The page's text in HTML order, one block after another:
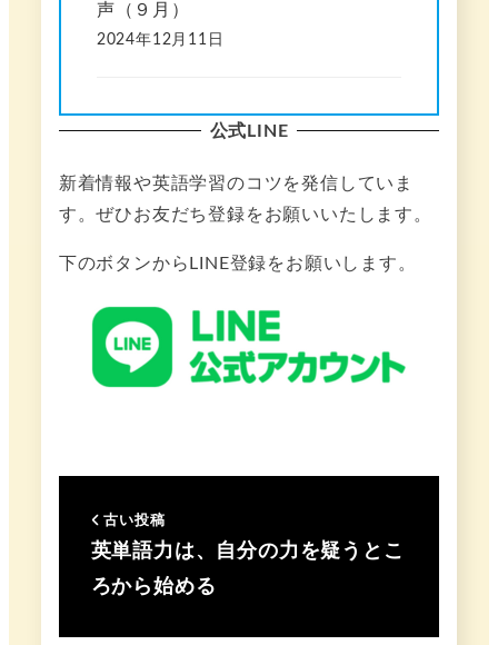
古い投稿
英単語力は、自分の力を疑うとこ
ろから始める
声（９月）
2024年12月11日
公式LINE
新着情報や英語学習のコツを発信していま
す。ぜひお友だち登録をお願いいたします。
下のボタンからLINE登録をお願いします。